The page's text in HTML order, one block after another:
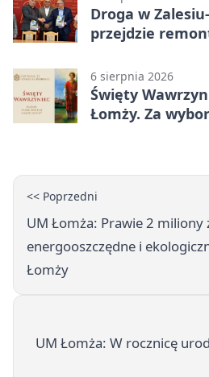
Droga w
przejdzie
6 sierpnia 2026
Święty
Łomży. Za
<< Poprzedni
UM Łomża: Prawie 2 miliony
energooszczędne i
Łomży
UM Łomża: W rocznicę